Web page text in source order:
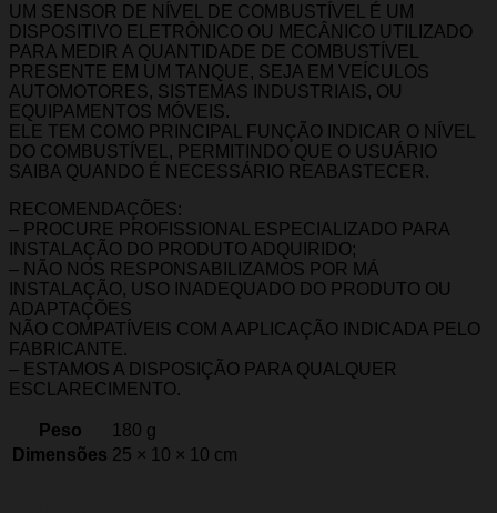
UM SENSOR DE NÍVEL DE COMBUSTÍVEL É UM
DISPOSITIVO ELETRÔNICO OU MECÂNICO UTILIZADO
PARA MEDIR A QUANTIDADE DE COMBUSTÍVEL
PRESENTE EM UM TANQUE, SEJA EM VEÍCULOS
AUTOMOTORES, SISTEMAS INDUSTRIAIS, OU
EQUIPAMENTOS MÓVEIS.
ELE TEM COMO PRINCIPAL FUNÇÃO INDICAR O NÍVEL
DO COMBUSTÍVEL, PERMITINDO QUE O USUÁRIO
SAIBA QUANDO É NECESSÁRIO REABASTECER.
RECOMENDAÇÕES:
– PROCURE PROFISSIONAL ESPECIALIZADO PARA
INSTALAÇÃO DO PRODUTO ADQUIRIDO;
– NÃO NOS RESPONSABILIZAMOS POR MÁ
INSTALAÇÃO, USO INADEQUADO DO PRODUTO OU
ADAPTAÇÕES
NÃO COMPATÍVEIS COM A APLICAÇÃO INDICADA PELO
FABRICANTE.
– ESTAMOS A DISPOSIÇÃO PARA QUALQUER
ESCLARECIMENTO.
Peso
180 g
Dimensões 25 × 10 × 10 cm